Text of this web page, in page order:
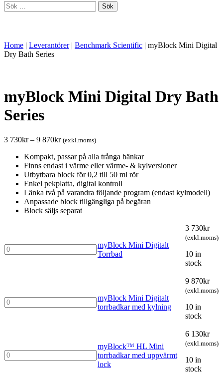
Sök
efter:
Home | Leverantörer | Benchmark Scientific | myBlock Mini Digital
Dry Bath Series
myBlock Mini Digital Dry Bath
Series
3 730kr– 9 870kr (exkl.moms)
Kompakt, passar på alla trånga bänkar
Finns endast i värme eller värme- & kylversioner
Utbytbara block för 0,2 till 50 ml rör
Enkel pekplatta, digital kontroll
Länka två på varandra följande program (endast kylmodell)
Anpassade block tillgängliga på begäran
Block säljs separat
myBlock
Mini
myBlock Mini Digitalt
Torrbad
3 730kr
(exkl.moms)
10 in
stock
myBlock
Mini
quantity
myBlock Mini Digitalt
torrbadkar med kylning
9 870kr
(exkl.moms)
10 in
stock
myBlock™
HL
myBlock™ HL Mini
torrbadkar med uppvärmt
lock
6 130kr
(exkl.moms)
10 in
stock